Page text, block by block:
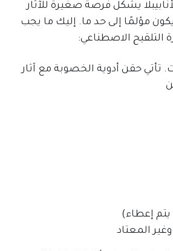
يشكل فرصة صغيرة للآثار
مؤلمًا إلى حد ما. إليك ما يجب
التلقيح الاصطناعي:
تأتي حقن أدوية الخصوبة مع آثار
إعطاء)
المعتاد